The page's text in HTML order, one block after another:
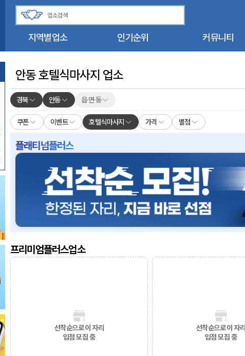
지역별업소 인기순위 커뮤니티
안동 호텔식마사지 업소
경북 안동 읍·면·동
쿠폰 이벤트 호텔식마사지 가격 별점
플래티넘플러스
프리미엄플러스업소
선착순으로 이 자리
입점 모집 중
선착순으로 이 자리
입점 모집 중